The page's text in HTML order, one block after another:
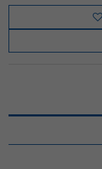
e
o
k
t
t
e